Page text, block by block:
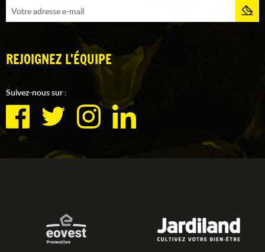
REJOIGNEZ L'ÉQUIPE
Suivez-nous sur :